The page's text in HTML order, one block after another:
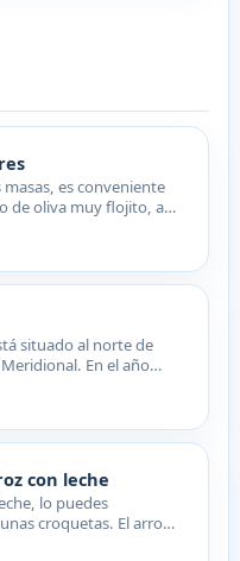
masas, es conveniente
de oliva muy flojito, así
situado al norte de
En el año
con leche
lo puedes
croquetas. El arroz